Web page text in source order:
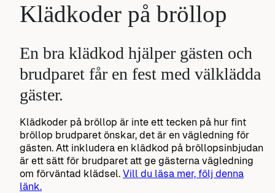
Klädkoder på bröllop
En bra klädkod hjälper gästen och
brudparet får en fest med välklädda
gäster.
Klädkoder på bröllop är inte ett tecken på hur fint
bröllop brudparet önskar, det är en vägledning för
gästen. Att inkludera en klädkod på bröllopsinbjudan
är ett sätt för brudparet att ge gästerna vägledning
om förväntad klädsel. Vill du läsa mer, följ denna
länk.